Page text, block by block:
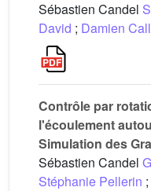
Sébastien Candel
David ; Damien
Contrôle par
l'écoulement
Simulation des
Sébastien Candel
Stéphanie Pellerin ;